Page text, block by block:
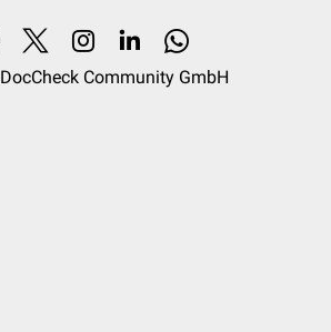
DocCheck Community GmbH